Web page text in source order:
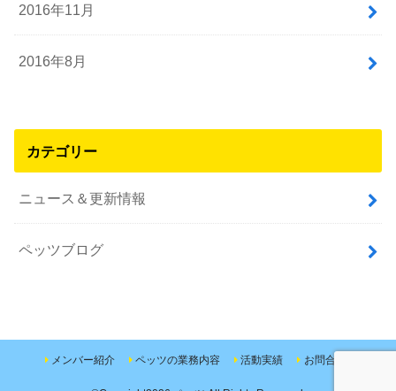
2016年11月
2016年8月
カテゴリー
ニュース＆更新情報
ペッツブログ
メンバー紹介 ペッツの業務内容 活動実績 お問合せ